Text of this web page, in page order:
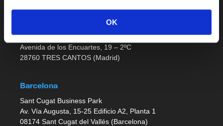
OK
Avenida de los Encuartes, 19 – 2ºC
28760 TRES CANTOS (Madrid)
Barcelona
Sant Cugat Business Park
Av. Vía Augusta, 15-25 Edificio A2, Planta 1
08174 Sant Cugat del Vallés (Barcelona)